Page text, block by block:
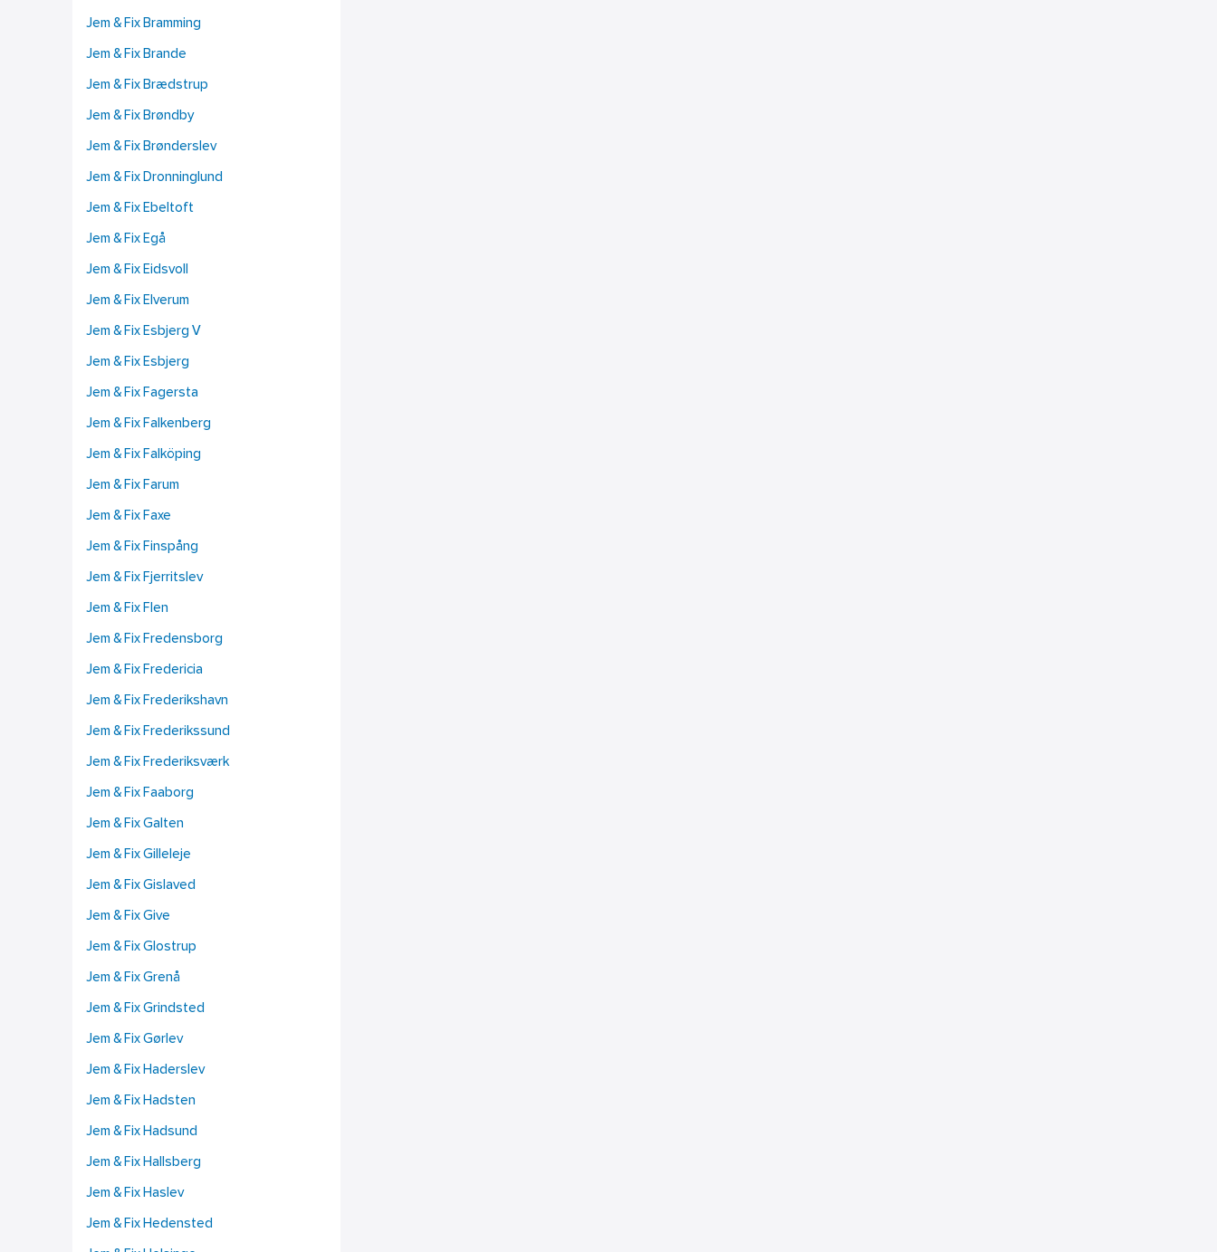
Jem & Fix Bramming
Jem & Fix Brande
Jem & Fix Brædstrup
Jem & Fix Brøndby
Jem & Fix Brønderslev
Jem & Fix Dronninglund
Jem & Fix Ebeltoft
Jem & Fix Egå
Jem & Fix Eidsvoll
Jem & Fix Elverum
Jem & Fix Esbjerg V
Jem & Fix Esbjerg
Jem & Fix Fagersta
Jem & Fix Falkenberg
Jem & Fix Falköping
Jem & Fix Farum
Jem & Fix Faxe
Jem & Fix Finspång
Jem & Fix Fjerritslev
Jem & Fix Flen
Jem & Fix Fredensborg
Jem & Fix Fredericia
Jem & Fix Frederikshavn
Jem & Fix Frederikssund
Jem & Fix Frederiksværk
Jem & Fix Faaborg
Jem & Fix Galten
Jem & Fix Gilleleje
Jem & Fix Gislaved
Jem & Fix Give
Jem & Fix Glostrup
Jem & Fix Grenå
Jem & Fix Grindsted
Jem & Fix Gørlev
Jem & Fix Haderslev
Jem & Fix Hadsten
Jem & Fix Hadsund
Jem & Fix Hallsberg
Jem & Fix Haslev
Jem & Fix Hedensted